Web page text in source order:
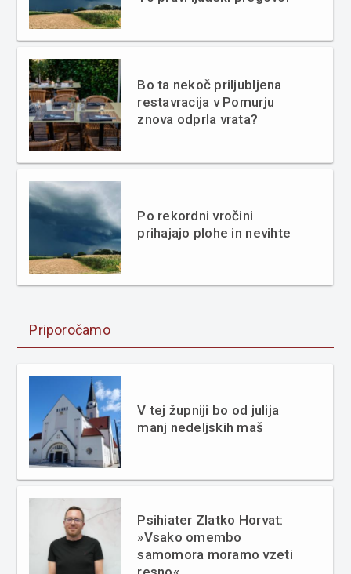
Bo ta nekoč priljubljena
restavracija v Pomurju
znova odprla vrata?
Po rekordni vročini
prihajajo plohe in nevihte
Priporočamo
V tej župniji bo od julija
manj nedeljskih maš
Psihiater Zlatko Horvat:
»Vsako omembo
samomora moramo vzeti